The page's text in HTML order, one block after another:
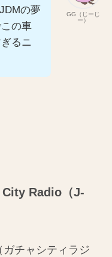
GG（じーじ
ー）
の夢
の車
るニ
City Radio（J-
チャシティラジ